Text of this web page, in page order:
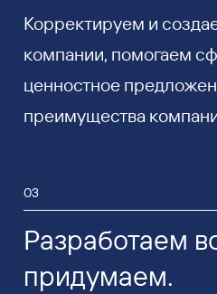
Корректируем и
компании, помогаем
ценностное
преимущества
03
Разработаем
придумаем.